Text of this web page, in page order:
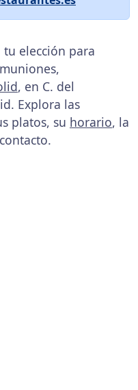
tu elección para
, en C. del
Explora las
platos, su horario, la